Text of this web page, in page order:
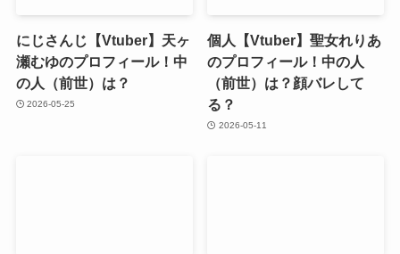
にじさんじ【Vtuber】天ヶ
瀬むゆのプロフィール！中
の人（前世）は？
2026-05-25
個人【Vtuber】聖女れりあ
のプロフィール！中の人
（前世）は？顔バレして
る？
2026-05-11